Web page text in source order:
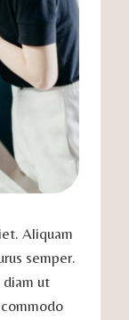
Aliquam
semper.
diam ut